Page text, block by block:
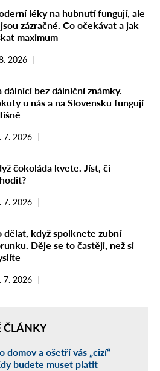
léky na hubnutí fungují, ale
zázračné. Co očekávat a jak
maximum
2026
dálnici bez dálniční známky.
u nás a na Slovensku fungují
7. 2026
čokoláda kvete. Jíst, či
7. 2026
dělat, když spolknete zubní
Děje se to častěji, než si
7. 2026
ČLÁNKY
domov a ošetří vás „cizí“
budete muset platit